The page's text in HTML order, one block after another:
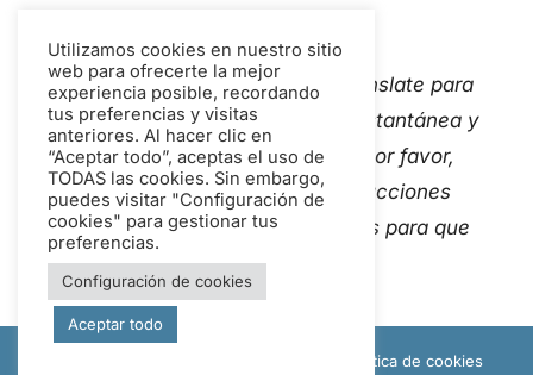
Este sitio web utiliza Google Translate para
traducir el contenido de forma instantánea y
automática a varios idiomas. Por favor,
ContáctanosSi detectas traducciones
automáticas inexactas, avísanos para que
podamos corregirlas.
Política de cookies
Utilizamos cookies en nuestro sitio
web para ofrecerte la mejor
experiencia posible, recordando
tus preferencias y visitas
anteriores. Al hacer clic en
“Aceptar todo”, aceptas el uso de
TODAS las cookies. Sin embargo,
puedes visitar "Configuración de
cookies" para gestionar tus
preferencias.
Configuración de cookies
Aceptar todo